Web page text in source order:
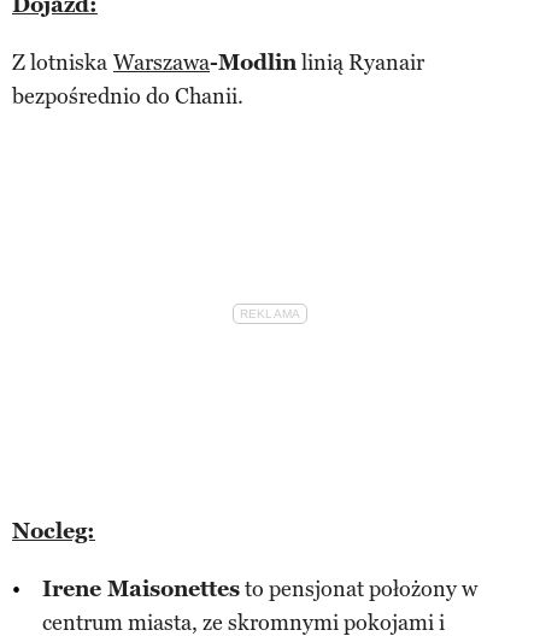
Z lotniska Warszawa-Modlinlinią Ryanair
bezpośrednio do Chanii.
Nocleg:
Irene Maisonettesto pensjonat położony w
centrum miasta, ze skromnymi pokojami i